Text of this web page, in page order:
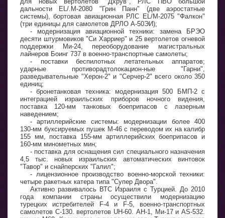
дальности EL/.M-2080 "Грин Панн" (две аэростатные
системы), бортовая авиационная РЛС EL/M-2075 "Фалкон"
(три единицы для самолетов ДРЛО А-50ЭИ);
- модернизация авиационной техники: замена БРЭО
десяти штурмовиков "Си Харриер" и 25 вертолетов огневой
поддержки Ми-24, переоборудование магистральных
лайнеров Боинг 737 в военно-транспортные самолеты;
- поставки беспилотных летательных аппаратов;
ударные npoтиворадтолокацион-ные "Гарни",
разведывательные "Херон-2" и "Серчер-2" всего около 350
единиц;
- бронетанковая техника: модернизация 500 БМП-2 с
интеграцией израильских приборов ночного видения,
поставка 120-мм танковых боеприпасов с лазерным
наведением;
- артиллерийские системы: модернизации более 400
130-мм буксируемых пушек М-46 с переводом их на калибр
155 мм, поставка 155-мм артиллерийских боеприпасов и
160-мм минометных мин;
- поставка для оснащения сил специального назначения
4,5 тыс. новых израильских автоматических винтовок
"Тавор" и снайперских "Галил";
- лицензионное производство военно-морской техники:
четыре ракетных катера типа "Супер Двора".
Активно развивалось ВТС Израиля с Турцией. До 2010
года компании страны осуществили модернизацию
турецких истребителей F-4 и F-5, военно-транспортных
самолетов С-130. вертолетов UH-60. АН-1, Ми-17 и AS-532.